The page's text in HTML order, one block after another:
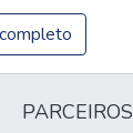
PARCEIROS